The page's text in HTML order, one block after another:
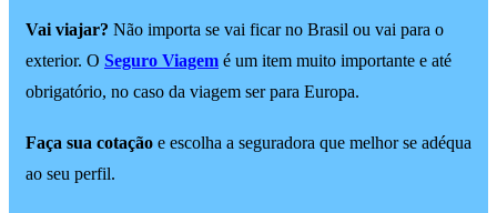
Vai viajar? Não importa se vai ficar no Brasil ou vai para o
exterior. O Seguro Viagem é um item muito importante e até
obrigatório, no caso da viagem ser para Europa.
Faça sua cotação e escolha a seguradora que melhor se adéqua
ao seu perfil.